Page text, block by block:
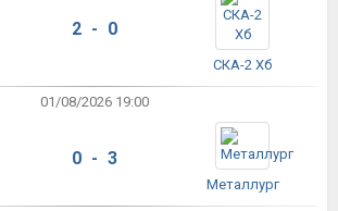
2 - 0
СКА-2 Хб
01/08/2026 19:00
0 - 3
Металлург